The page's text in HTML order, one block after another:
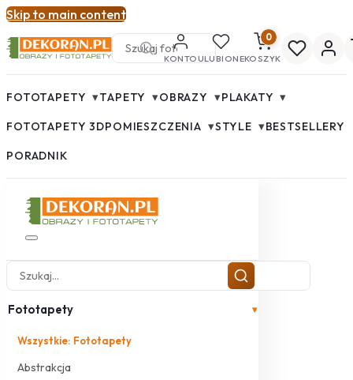
Skip to main content
KONTOULUBIONE
0
KOSZYK
FOTOTAPETY ▾TAPETY ▾OBRAZY ▾PLAKATY ▾
FOTOTAPETY 3DPOMIESZCZENIA ▾STYLE ▾BESTSELLERY
PORADNIK
Fototapety ▾
Wszystkie: Fototapety
Abstrakcja